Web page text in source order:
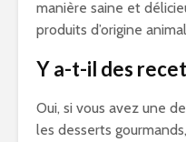
manière saine et
produits d’origine
Y a-t-il des
Oui, si vous avez une
les desserts